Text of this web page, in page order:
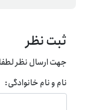
ثبت نظر
جهت ارسال نظر لطفا
نام و نام خانوادگی: